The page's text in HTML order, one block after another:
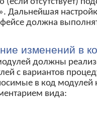
». Дальнейшая
должна
изменений в
должны
с вариантов
в код
вида: